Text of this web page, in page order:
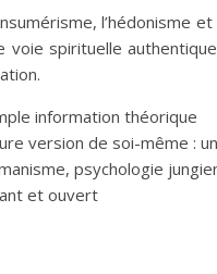
l’hédonisme
spirituelle
information théorique
version de soi-même :
psychologie
et ouvert